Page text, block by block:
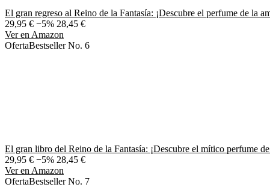
El gran regreso al Reino de la Fantasía: ¡Descubre el perfume de la
29,95 € −5% 28,45 €
Ver en Amazon
OfertaBestseller No. 6
El gran libro del Reino de la Fantasía: ¡Descubre el mítico perfume
29,95 € −5% 28,45 €
Ver en Amazon
OfertaBestseller No. 7